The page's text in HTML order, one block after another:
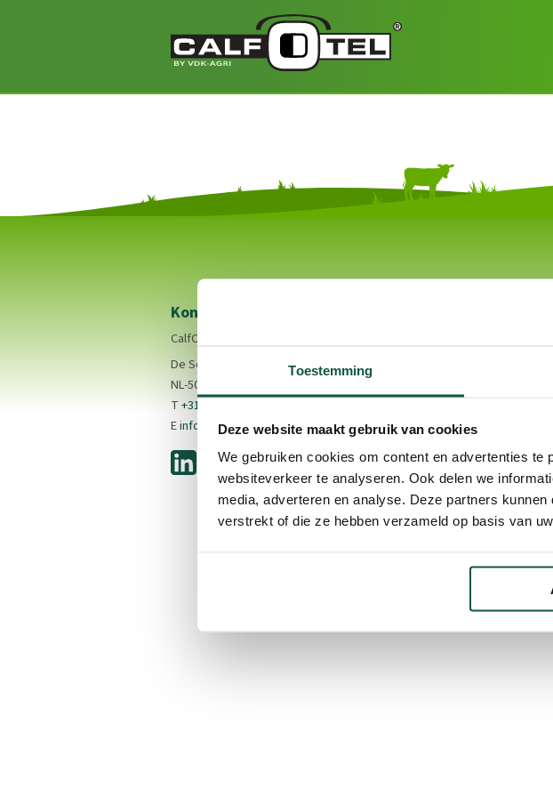
Toestemming
Deze website maakt gebruik van cookies
We gebruiken cookies om content en advertenties
websiteverkeer te analyseren. Ook delen we
media, adverteren en analyse. Deze partners
verstrekt of die ze hebben verzameld op basis van
Kontakt
CalfOTel to marka produktów VDK-agri BV.
De Sonman 21
NL-5066 GJ Moergestel
T+31 (0)13 513 36 17
Einfo@calfotel.com W praktyce